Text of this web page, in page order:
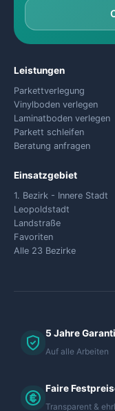
Leistungen
Parkettverlegung
Vinylboden verlegen
Laminatboden verlegen
Parkett schleifen
Beratung anfragen
Einsatzgebiet
1. Bezirk - Innere Stadt
Leopoldstadt
Landstraße
Favoriten
Alle 23 Bezirke
5 Jahre
Auf alle Arbeiten
Faire
Transparent &